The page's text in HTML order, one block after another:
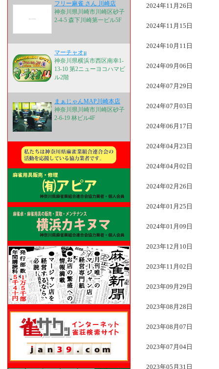
フリー麻雀 さん 川崎店
神奈川県川崎市川崎区砂子
2-4-5 森下川崎第一ビル5F
マーチャオμ
神奈川県横浜市西区南幸1-
13-10 第2ニューヨコハマビ
ル2階
まぁじゃんMAP川崎本店
神奈川県川崎市川崎区砂子
2-6-19 林ビル4F
2024年11月26日
2024年11月15日
2024年10月11日
2024年09月06日
2024年07月29日
2024年07月03日
2024年06月17日
2024年04月23日
2024年04月02日
2024年02月26日
2024年01月25日
2024年01月09日
2023年12月10日
2023年11月02日
2023年09月29日
2023年08月28日
2023年08月07日
2023年07月04日
2023年05月31日